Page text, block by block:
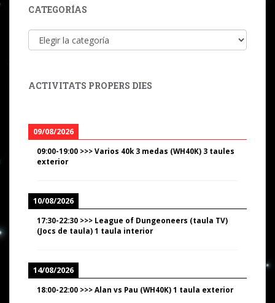
CATEGORÍAS
Categorías
ACTIVITATS PROPERS DIES
09/08/2026
09:00-19:00 >>>Varios 40k 3 medas (WH40K) 3 taules
exterior
10/08/2026
17:30-22:30 >>> League of Dungeoneers (taula TV)
(Jocs de taula) 1 taula interior
14/08/2026
18:00-22:00 >>>Alan vs Pau (WH40K) 1 taula exterior